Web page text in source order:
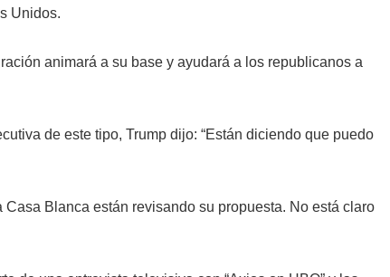
Unidos.
animará a su base y ayudará a los republicanos a
de este tipo, Trump dijo: “Están diciendo que puedo
Blanca están revisando su propuesta. No está claro